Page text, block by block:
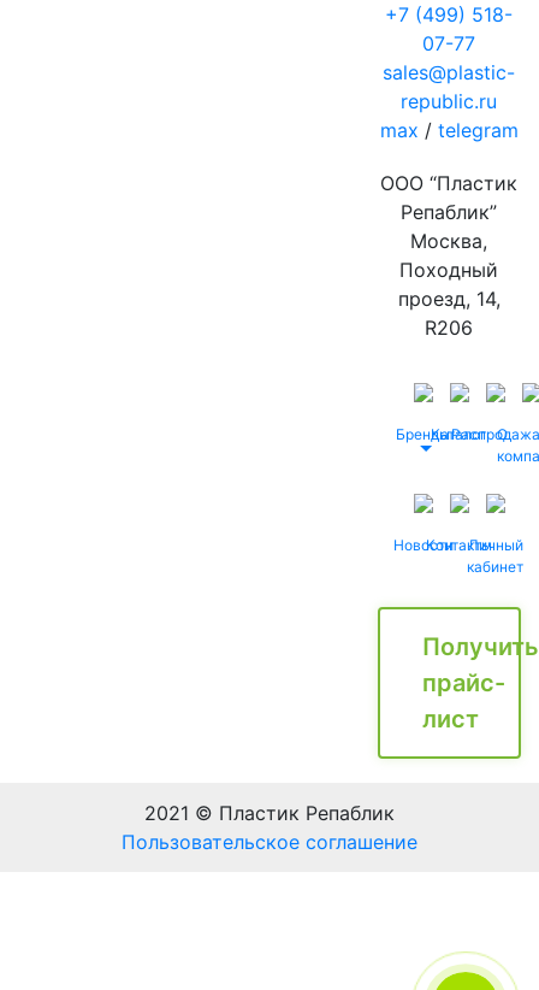
+7 (499) 518-
07-77
sales@plastic-
republic.ru
max / telegram
ООО “Пластик
Репаблик”
Москва,
Походный
проезд, 14,
R206
БрендыКаталог
Распродажа
О
НовостиКонтактыЛичный
кабинет
Получить
прайс-
лист
2021 © Пластик Репаблик
Пользовательское соглашение